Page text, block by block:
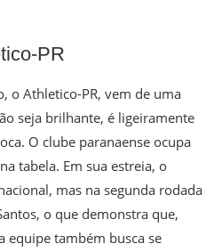
PR
o Athletico-PR, vem de uma
seja brilhante, é ligeiramente
O clube paranaense ocupa
tabela. Em sua estreia, o
mas na segunda rodada
o que demonstra que,
equipe também busca se